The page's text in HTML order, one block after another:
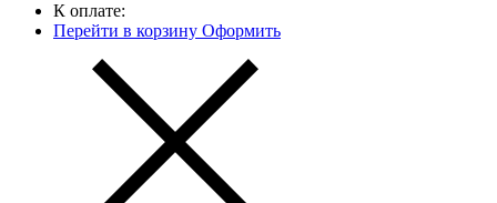
К оплате:
Перейти в корзину Оформить